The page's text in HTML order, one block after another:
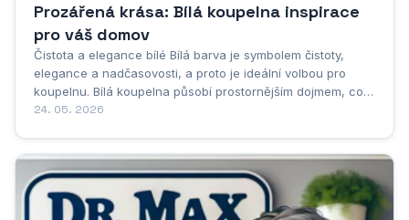
Prozářená krása: Bílá koupelna inspirace
pro váš domov
Čistota a elegance bílé Bílá barva je symbolem čistoty,
elegance a nadčasovosti, a proto je ideální volbou pro
koupelnu. Bílá koupelna působí prostornějším dojmem, což
je obzvláště výhodné v menších bytech. Zároveň je bílá
24. 05. 2026